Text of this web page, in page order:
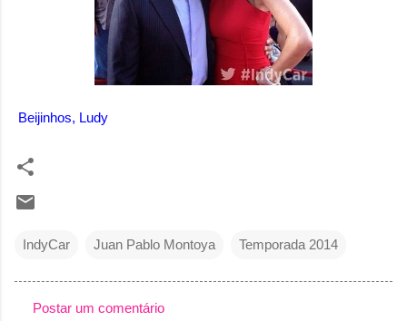
Beijinhos, Ludy
IndyCar Juan Pablo Montoya Temporada 2014
Postar um comentário